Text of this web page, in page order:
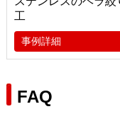
工
事例詳細
FAQ